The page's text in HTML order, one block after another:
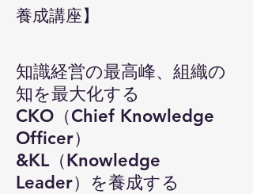
養成講座】
知識経営の最高峰、組織の
知を最大化する
CKO（Chief Knowledge
Officer）
&KL（Knowledge
Leader）を養成する